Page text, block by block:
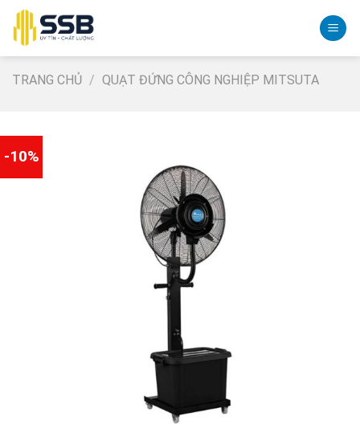
Skip
content
TRANG CHỦ / QUẠT ĐỨNG CÔNG NGHIỆP MITSUTA
-10%